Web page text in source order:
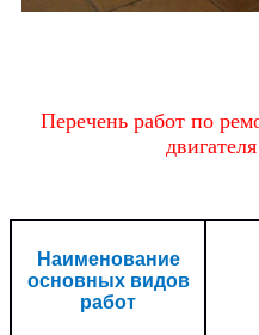
Перечень работ по
Наименование
основных видов
работ